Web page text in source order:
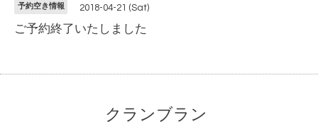
予約空き情報 2018-04-21 (Sat)
ご予約終了いたしました
クランブラン